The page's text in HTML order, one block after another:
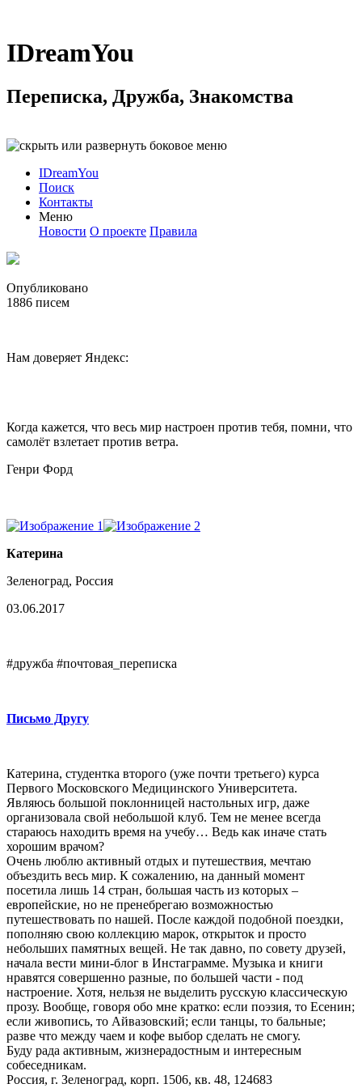
IDreamYou
Переписка, Дружба, Знакомства
IDreamYou
Поиск
Контакты
Меню
Новости О проекте Правила
Опубликовано
1886 писем
Нам доверяет Яндекс:
Когда кажется, что весь мир настроен против тебя, помни, что
самолёт взлетает против ветра.
Генри Форд
Катерина
Зеленоград, Россия
03.06.2017
#дружба #почтовая_переписка
Письмо Другу
Катерина, студентка второго (уже почти третьего) курса
Первого Московского Медицинского Университета.
Являюсь большой поклонницей настольных игр, даже
организовала свой небольшой клуб. Тем не менее всегда
стараюсь находить время на учебу… Ведь как иначе стать
хорошим врачом?
Очень люблю активный отдых и путешествия, мечтаю
объездить весь мир. К сожалению, на данный момент
посетила лишь 14 стран, большая часть из которых –
европейские, но не пренебрегаю возможностью
путешествовать по нашей. После каждой подобной поездки,
пополняю свою коллекцию марок, открыток и просто
небольших памятных вещей. Не так давно, по совету друзей,
начала вести мини-блог в Инстаграмме. Музыка и книги
нравятся совершенно разные, по большей части - под
настроение. Хотя, нельзя не выделить русскую классическую
прозу. Вообще, говоря обо мне кратко: если поэзия, то Есенин;
если живопись, то Айвазовский; если танцы, то бальные;
разве что между чаем и кофе выбор сделать не смогу.
Буду рада активным, жизнерадостным и интересным
собеседникам.
Россия, г. Зеленоград, корп. 1506, кв. 48, 124683